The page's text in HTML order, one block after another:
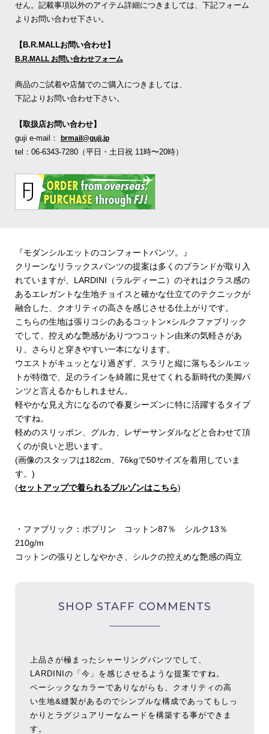
せん。記載事項以外のアイテム詳細につきましては、下記フォーム
よりお問い合わせ下さい。
【B.R.MALLお問い合わせ】
B.R.MALL お問い合わせフォーム
商品のご試着や店舗でのご購入につきましては、
下記よりお問い合わせ下さい。
【取扱店お問い合わせ】
guji e-mail：
brmail@guji.jp
tel：06-6343-7280（平日・土日祝 11時〜20時）
『モダンシルエットのコンフォートパンツ。』
クリーンなリラックスパンツの提案は多くのブランドが取り入
れていますが、LARDINI（ラルディーニ）のそれはクラス感の
あるエレガントな生地チョイスと確かな仕立てのテクニックが
融合した、クオリティの高さを感じさせる仕上がりです。
こちらの生地は張りコシのあるコットン×シルクファブリック
でして、控えめな艶感がありつつコットン由来の気軽さがあ
り、さらりと穿きやすい一本になります。
ウエストがキュッとなり過ぎず、スラリと縦に落ちるシルエッ
トが特徴で、足のラインを綺麗に見せてくれる新時代の美脚パ
ンツと言えるかもしれません。
軽やかな見え方になるので春夏シーズンに特に活躍するタイプ
ですね。
軽めのスリッポン、グルカ、レザーサンダルなどと合わせて頂
くのが良いと思います。
(画像のスタッフは182cm、76kgで50サイズを着用していま
す。)
(セットアップで着られるブルゾンはこちら)
・ファブリック：ポプリン コットン87％ シルク13％
210g/m
コットンの張りとしなやかさ、シルクの控えめな艶感の両立
SHOP STAFF COMMENTS
上品さが極まったシャーリングパンツでして、
LARDINIの「今」を感じさせるような提案ですね。
ベーシックなカラーでありながらも、クオリティの高
い生地&縫製があるのでシンプルな構成であってもしっ
かりとラグジュアリーなムードを構築する事ができま
す。